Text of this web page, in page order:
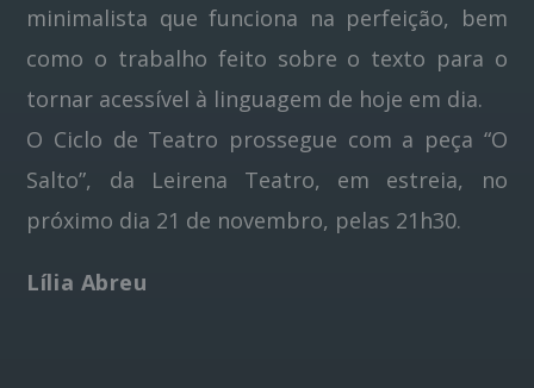
minimalista que funciona na perfeição, bem
como o trabalho feito sobre o texto para o
tornar acessível à linguagem de hoje em dia.
O Ciclo de Teatro prossegue com a peça “O
Salto”, da Leirena Teatro, em estreia, no
próximo dia 21 de novembro, pelas 21h30.
Lília Abreu